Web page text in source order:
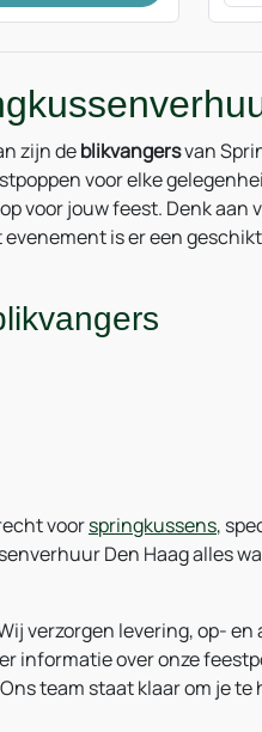
zijn deblikvangersvan
voor elke
voor jouw feest. Denk aan
is er een
voorspringkussens,
Den Haag alles
verzorgen levering, op-
informatie over onze
team staat klaar om je